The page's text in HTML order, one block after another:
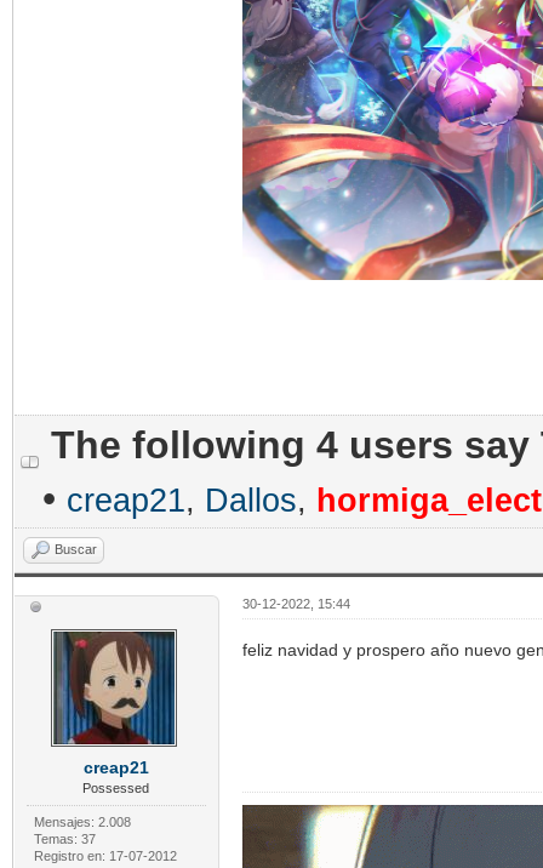
The following 4 users
• creap21, Dallos,
Buscar
creap21
Possessed
Mensajes: 2.008
Temas: 37
Registro en: 17-07-2012
30-12-2022, 15:44
feliz navidad y prospero año nuevo